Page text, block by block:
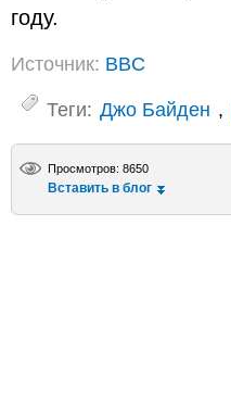
году.
Источник: BBC
Теги: Джо Байден ,
Просмотров: 8650
Вставить в блог